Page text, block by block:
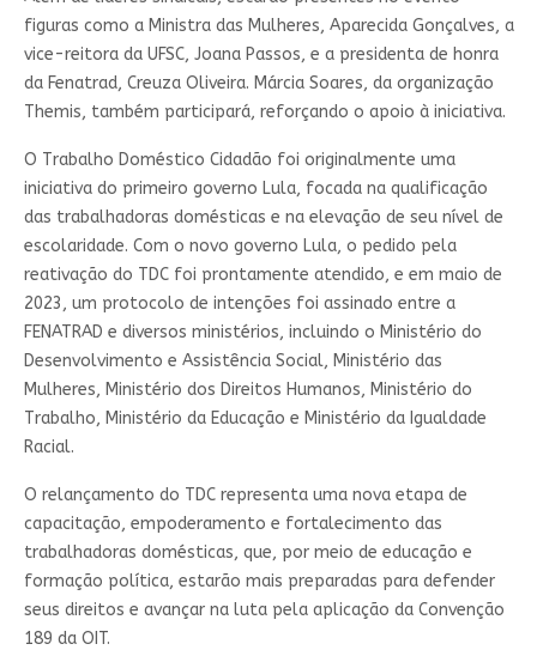
figuras como a Ministra das Mulheres, Aparecida Gonçalves, a
vice-reitora da UFSC, Joana Passos, e a presidenta de honra
da Fenatrad, Creuza Oliveira. Márcia Soares, da organização
Themis, também participará, reforçando o apoio à iniciativa.
O Trabalho Doméstico Cidadão foi originalmente uma
iniciativa do primeiro governo Lula, focada na qualificação
das trabalhadoras domésticas e na elevação de seu nível de
escolaridade. Com o novo governo Lula, o pedido pela
reativação do TDC foi prontamente atendido, e em maio de
2023, um protocolo de intenções foi assinado entre a
FENATRAD e diversos ministérios, incluindo o Ministério do
Desenvolvimento e Assistência Social, Ministério das
Mulheres, Ministério dos Direitos Humanos, Ministério do
Trabalho, Ministério da Educação e Ministério da Igualdade
Racial.
O relançamento do TDC representa uma nova etapa de
capacitação, empoderamento e fortalecimento das
trabalhadoras domésticas, que, por meio de educação e
formação política, estarão mais preparadas para defender
seus direitos e avançar na luta pela aplicação da Convenção
189 da OIT.